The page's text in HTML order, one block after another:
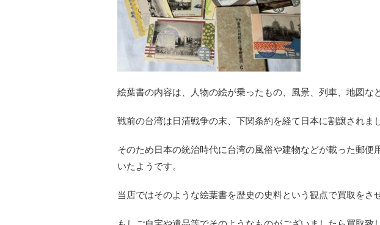
絵葉書の内容は、人物の絵が乗ったもの、風景、列車、地図な
戦前の台湾は日清戦争の末、下関条約を経て日本に割譲されまし
そのため日本の統治時代に台湾の風俗や建物などが載った郵便
いたようです。
当店ではそのような絵葉書を歴史の史料という観点で買取をさ